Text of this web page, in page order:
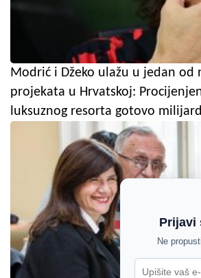
Modrić i Džeko ulažu u jedan od
projekata u Hrvatskoj:
luksuznog resorta gotovo
Prijavi
Ne